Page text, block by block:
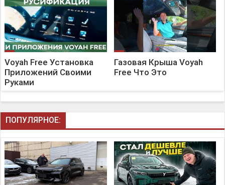
Voyah Free Установка
Приложений Своими
Руками
Газовая Крыша Voyah
Free Что Это
ПОПУЛЯРНОЕ: